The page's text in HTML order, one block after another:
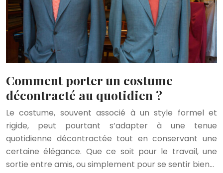
Comment porter un costume
décontracté au quotidien ?
Le costume, souvent associé à un style formel et
rigide, peut pourtant s’adapter à une tenue
quotidienne décontractée tout en conservant une
certaine élégance. Que ce soit pour le travail, une
sortie entre amis, ou simplement pour se sentir bien…